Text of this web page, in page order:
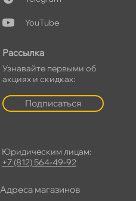
YouTube
Рассылка
Узнавайте первыми о
акциях и скидках:
Подписаться
Юридическим лицам:
+7 (812) 564-49-92
Адреса магазино